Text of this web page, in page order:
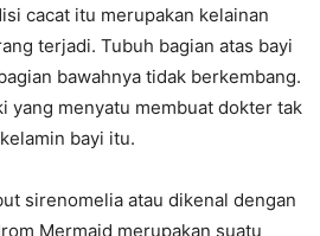
cacat itu merupakan kelainan
terjadi. Tubuh bagian atas bayi
bawahnya tidak berkembang.
yang menyatu membuat dokter tak
bayi itu.
sirenomelia atau dikenal dengan
Mermaid merupakan suatu